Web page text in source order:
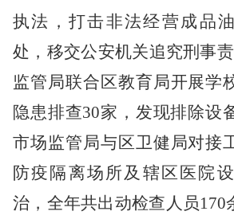
执法，打击非法经营成品
处，移交公安机关追究刑事
监管局联合区教育局开展学
隐患排查30家，发现排除设
市场监管局与区卫健局对接
防疫隔离场所及辖区医院
治，全年共出动检查人员170